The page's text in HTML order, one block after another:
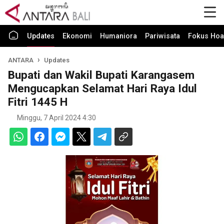
Updates Ekonomi Humaniora Pariwisata Fokus
ANTARA Updates
Bupati dan Wakil Bupati Karangasem
Mengucapkan Selamat Hari Raya Idul
Fitri 1445 H
Minggu, 7 April 2024 4:30